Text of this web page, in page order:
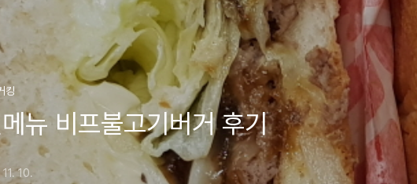
킹
뉴 비프불고기버거 후기
10.